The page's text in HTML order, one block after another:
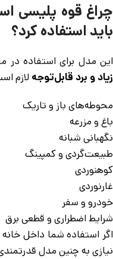
باید استفاده کرد؟
این مدل برای استفاده
زیاد و برد قابل‌توجه لازم
محوطه‌های باز و تاریک
باغ و مزرعه
نگهبانی شبانه
طبیعت‌گردی و کمپینگ
کوهنوردی
غارنوردی
خودرو و سفر
شرایط اضطراری و قطعی برق
اگر استفاده شما داخل
نیازی به چنین مدل